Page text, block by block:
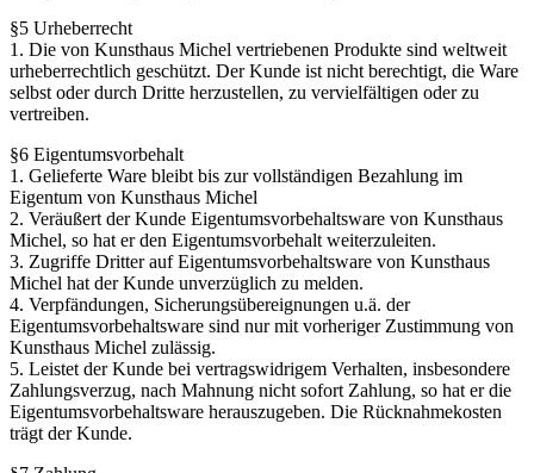
§5 Urheberrecht
1. Die von Kunsthaus Michel vertriebenen Produkte sind weltweit
urheberrechtlich geschützt. Der Kunde ist nicht berechtigt, die Ware
selbst oder durch Dritte herzustellen, zu vervielfältigen oder zu
vertreiben.
§6 Eigentumsvorbehalt
1. Gelieferte Ware bleibt bis zur vollständigen Bezahlung im
Eigentum von Kunsthaus Michel
2. Veräußert der Kunde Eigentumsvorbehaltsware von Kunsthaus
Michel, so hat er den Eigentumsvorbehalt weiterzuleiten.
3. Zugriffe Dritter auf Eigentumsvorbehaltsware von Kunsthaus
Michel hat der Kunde unverzüglich zu melden.
4. Verpfändungen, Sicherungsübereignungen u.ä. der
Eigentumsvorbehaltsware sind nur mit vorheriger Zustimmung von
Kunsthaus Michel zulässig.
5. Leistet der Kunde bei vertragswidrigem Verhalten, insbesondere
Zahlungsverzug, nach Mahnung nicht sofort Zahlung, so hat er die
Eigentumsvorbehaltsware herauszugeben. Die Rücknahmekosten
trägt der Kunde.